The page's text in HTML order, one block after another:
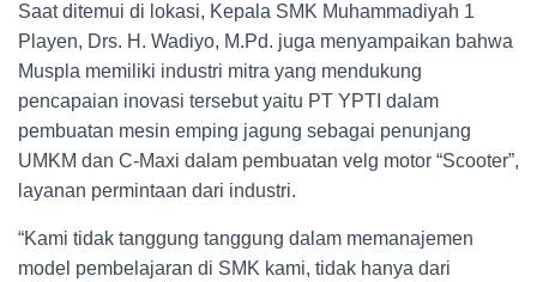
Saat ditemui di lokasi, Kepala SMK Muhammadiyah 1
Playen, Drs. H. Wadiyo, M.Pd. juga menyampaikan bahwa
Muspla memiliki industri mitra yang mendukung
pencapaian inovasi tersebut yaitu PT YPTI dalam
pembuatan mesin emping jagung sebagai penunjang
UMKM dan C-Maxi dalam pembuatan velg motor “Scooter”,
layanan permintaan dari industri.
“Kami tidak tanggung tanggung dalam memanajemen
model pembelajaran di SMK kami, tidak hanya dari